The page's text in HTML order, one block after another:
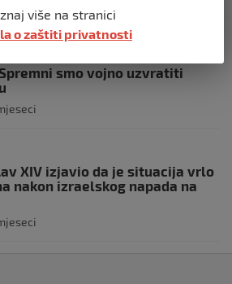
smo vojno uzvratiti
XIV izjavio da je situacija vrlo
nakon izraelskog napada na
više na stranici
o zaštiti privatnosti